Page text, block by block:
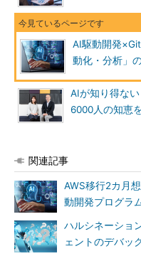
AI駆動開発
動化・分析」
AIが知り得な
6000人の知恵
関連記事
AWS移行2カ月
動開発プログラ
ハルシネーショ
ェントのデバッ